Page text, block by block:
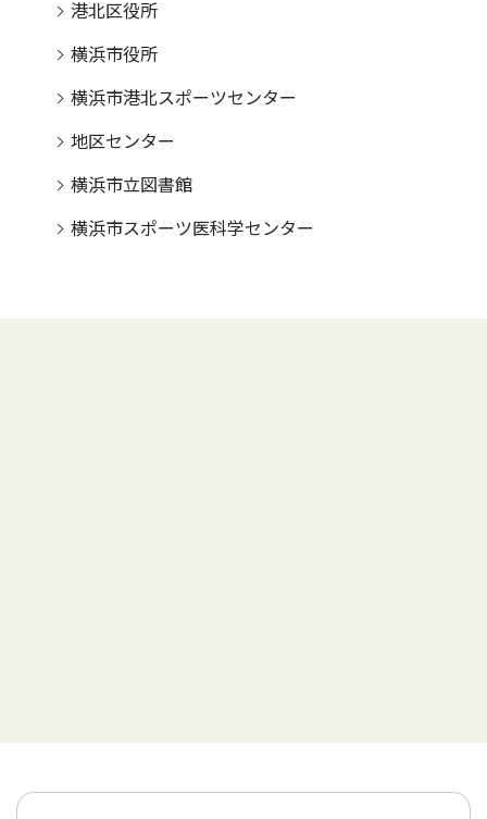
港北区役所
横浜市役所
横浜市港北スポーツセンター
地区センター
横浜市立図書館
横浜市スポーツ医科学センター